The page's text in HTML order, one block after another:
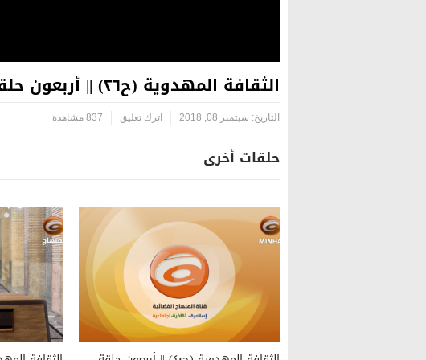
الثقافة المهدوية (ح٢٦) || أربعون حلقة منهجية عن القضية المهدوية – السيد رياض الحكيم
التاريخ: سبتمبر 08, 2018 اترك تعليق 837 مشاهدة
حلقات أخرى